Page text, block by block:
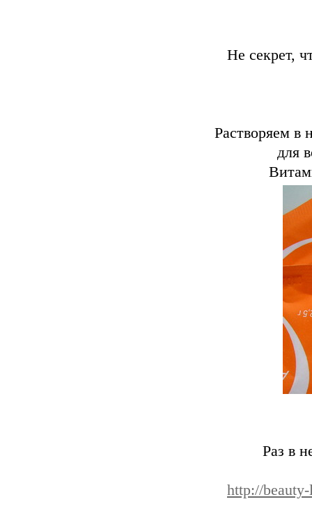
Не секрет,
Растворяем в
для
Раз в
http://